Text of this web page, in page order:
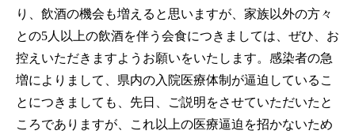
り、飲酒の機会も増えると思いますが、家族以外の方々
との5人以上の飲酒を伴う会食につきましては、ぜひ、お
控えいただきますようお願いをいたします。感染者の急
増によりまして、県内の入院医療体制が逼迫しているこ
とにつきましても、先日、ご説明をさせていただいたと
ころでありますが、これ以上の医療逼迫を招かないため